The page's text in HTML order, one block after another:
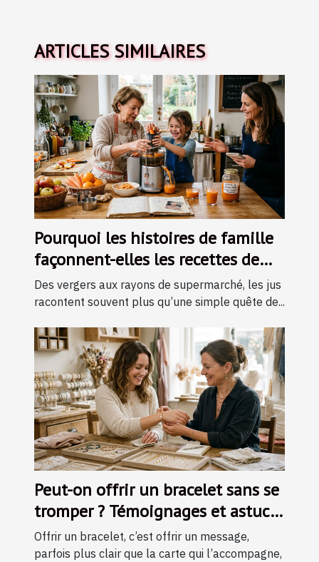
ARTICLES SIMILAIRES
Pourquoi les histoires de famille
façonnent-elles les recettes de
jus ?
Des vergers aux rayons de supermarché, les jus
racontent souvent plus qu’une simple quête de...
Peut-on offrir un bracelet sans se
tromper ? Témoignages et astuces
d’experts
Offrir un bracelet, c’est offrir un message,
parfois plus clair que la carte qui l’accompagne,